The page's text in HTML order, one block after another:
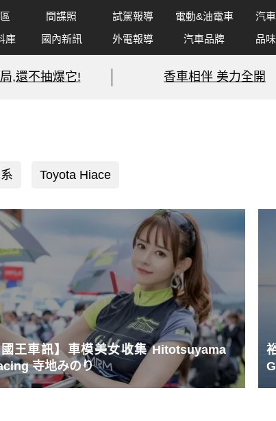
間諜照 試駕報導 電動&油電車 汽
庫 國內新訊 外電報導 汽車品牌 品
,還不抽爆它! 香車相伴 美力全開
Toyota Hiace
王車訊】車模美女收集 Hitotsuyama
寺地みのり